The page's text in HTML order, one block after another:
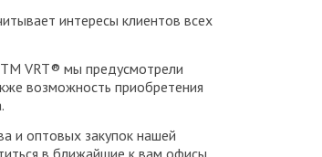
интересы клиентов всех
VRT® мы предусмотрели
возможность приобретения
и оптовых закупок нашей
в ближайшие к вам офисы